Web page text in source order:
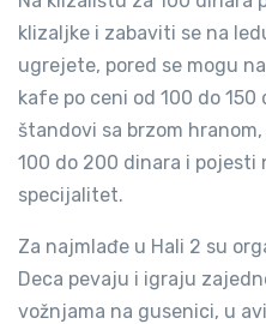
klizaljke i zabaviti se na
ugrejete, pored se mogu
kafe po ceni od 100 do 150
štandovi sa brzom
100 do 200 dinara i pojesti
specijalitet.
Za najmlađe u Hali 2 su
Deca pevaju i igraju
vožnjama na gusenici, u